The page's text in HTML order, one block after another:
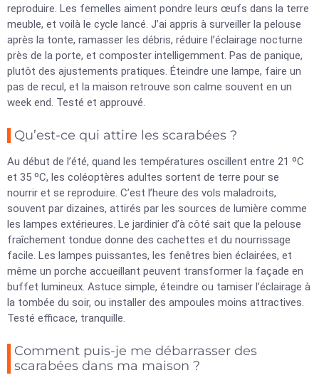
reproduire. Les femelles aiment pondre leurs œufs dans la terre
meuble, et voilà le cycle lancé. J’ai appris à surveiller la pelouse
après la tonte, ramasser les débris, réduire l’éclairage nocturne
près de la porte, et composter intelligemment. Pas de panique,
plutôt des ajustements pratiques. Éteindre une lampe, faire un
pas de recul, et la maison retrouve son calme souvent en un
week end. Testé et approuvé.
Qu’est-ce qui attire les scarabées ?
Au début de l’été, quand les températures oscillent entre 21 ºC
et 35 ºC, les coléoptères adultes sortent de terre pour se
nourrir et se reproduire. C’est l’heure des vols maladroits,
souvent par dizaines, attirés par les sources de lumière comme
les lampes extérieures. Le jardinier d’à côté sait que la pelouse
fraîchement tondue donne des cachettes et du nourrissage
facile. Les lampes puissantes, les fenêtres bien éclairées, et
même un porche accueillant peuvent transformer la façade en
buffet lumineux. Astuce simple, éteindre ou tamiser l’éclairage à
la tombée du soir, ou installer des ampoules moins attractives.
Testé efficace, tranquille.
Comment puis-je me débarrasser des
scarabées dans ma maison ?